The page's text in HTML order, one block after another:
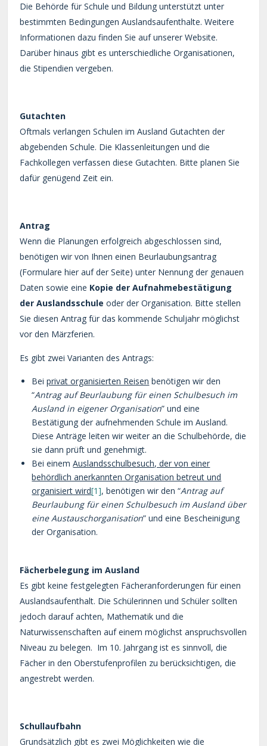
Die Behörde für Schule und Bildung unterstützt unter
bestimmten Bedingungen Auslandsaufenthalte. Weitere
Informationen dazu finden Sie auf unserer Website.
Darüber hinaus gibt es unterschiedliche Organisationen,
die Stipendien vergeben.
Gutachten
Oftmals verlangen Schulen im Ausland Gutachten der
abgebenden Schule. Die Klassenleitungen und die
Fachkollegen verfassen diese Gutachten. Bitte planen Sie
dafür genügend Zeit ein.
Antrag
Wenn die Planungen erfolgreich abgeschlossen sind,
benötigen wir von Ihnen einen Beurlaubungsantrag
(Formulare hier auf der Seite) unter Nennung der genauen
Daten sowie eine Kopie der Aufnahmebestätigung
der Auslandsschule oder der Organisation. Bitte stellen
Sie diesen Antrag für das kommende Schuljahr möglichst
vor den Märzferien.
Es gibt zwei Varianten des Antrags:
Beiprivat organisierten Reisen benötigen wir den
“Antrag auf Beurlaubung für einen Schulbesuch im
Ausland in eigener Organisation” und eine
Bestätigung der aufnehmenden Schule im Ausland.
Diese Anträge leiten wir weiter an die Schulbehörde, die
sie dann prüft und genehmigt.
Bei einemAuslandsschulbesuch, der von einer
behördlich anerkannten Organisation betreut und
organisiert wird[1], benötigen wir den “Antrag auf
Beurlaubung für einen Schulbesuch im Ausland über
eine Austauschorganisation” und eine Bescheinigung
der Organisation.
Fächerbelegung im Ausland
Es gibt keine festgelegten Fächeranforderungen für einen
Auslandsaufenthalt. Die Schülerinnen und Schüler sollten
jedoch darauf achten, Mathematik und die
Naturwissenschaften auf einem möglichst anspruchsvollen
Niveau zu belegen. Im 10. Jahrgang ist es sinnvoll, die
Fächer in den Oberstufenprofilen zu berücksichtigen, die
angestrebt werden.
Schullaufbahn
Grundsätzlich gibt es zwei Möglichkeiten wie die